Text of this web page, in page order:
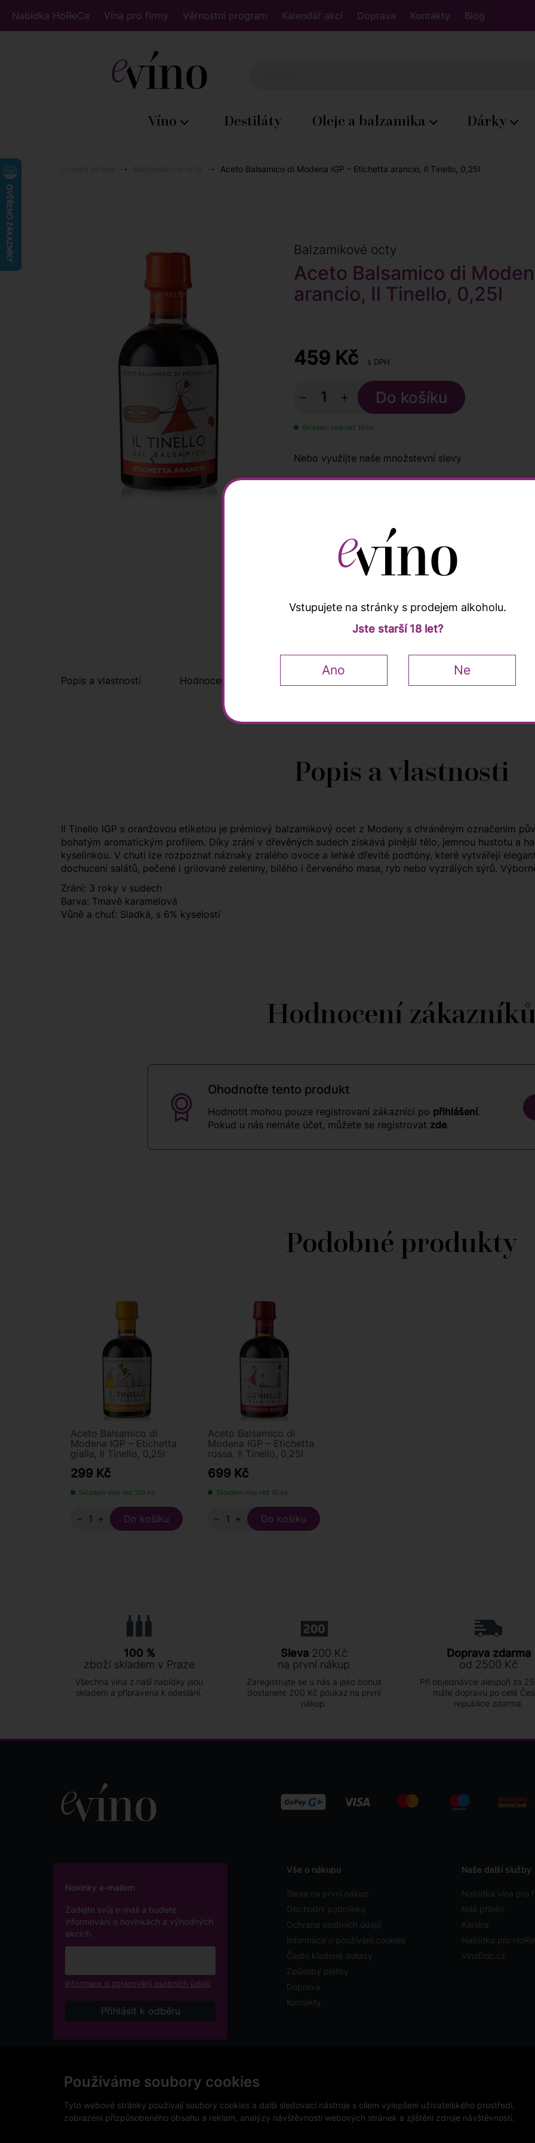
Používáme soubory cookies
Tyto webové stránky používají soubory cookies a další sledovací nástroje s cílem vylepšení uživatelského prostředí,
zobrazení přizpůsobeného obsahu a reklam, analýzy návštěvnosti webových stránek a zjištění zdroje návštěvnosti.
Nabídka HoReCa Vína pro firmy Věrnostní program Kalendář akcí Doprava Kontakty Blog
Víno Destiláty Oleje a balzamika Dárky
Aceto Balsamico di Modena IGP – Etichetta arancio, Il Tinello, 0,25l
Balzamikové octy
Aceto Balsamico di
arancio, Il Tinello, 0,25l
459 Kč s DPH
− +
Skladem více než 10 ks
Nebo využijte naše množstevní slevy
a ušetři
18 lahví a ušetři
Popis a vlastnosti Hodnocení zákazníků
Popis a vlastnosti
Il Tinello IGP s oranžovou etiketou je prémiový balzamikový ocet z Modeny s chráněným označením
bohatým aromatickým profilem. Díky zrání v dřevěných sudech získává plnější tělo, jemnou hustotu a
kyselinkou. V chuti lze rozpoznat náznaky zralého ovoce a lehké dřevité podtóny, které vytvářejí
dochucení salátů, pečené i grilované zeleniny, bílého i červeného masa, ryb nebo vyzrálých sýrů.
Zrání: 3 roky v sudech
Barva: Tmavě karamelová
Vůně a chuť: Sladká, s 6% kyselostí
Hodnocení
Ohodnoťte tento produkt
Hodnotit mohou pouze registrovaní zákazníci po přihlášení.
Pokud u nás nemáte účet, můžete se registrovat zde.
Podobné produkty
Aceto Balsamico di
Modena IGP – Etichetta
gialla, Il Tinello, 0,25l
299 Kč
Skladem více než 100 ks
− +
Aceto Balsamico di
Modena IGP – Etichetta
rossa, Il Tinello, 0,25l
699 Kč
Skladem více než 10 ks
− +
100 %
zboží skladem v Praze
Všechna vína z naší nabídky jsou
skladem a připravena k odeslání.
Sleva200 Kč
na první nákup
Zaregistrujte se u nás a jako bonus
dostanete 200 Kč poukaz na první
nákup.
Doprava zdarma
od 2500 Kč
Při objednávce alespoň za
máte dopravu po celé
republice zdarma.
Vše o nákupu
Sleva na první nákup
Obchodní podmínky
Ochrana osobních údajů
Informace o používání cookies
Často kladené dotazy
Způsoby platby
Doprava
Kontakty
Naše další služby
Nabídka vína pro
Náš příběh
Kariéra
Nabídka pro
VinoDoc.cz
Novinky e-mailem
Zadejte svůj e-mail a budete
informováni o novinkách a výhodných
akcích.
Informace o zpracování osobních údajů
přijatou tržbu u správce daně online, v případě technického výpadku pak nejpozději do 48 hodin.
V e-shopu eVíno.cz platí zákaz prodeje alkoholických nápojů osobám mladším 18 let.
Vstupujete na stránky s prodejem alkoholu.
Jste starší 18 let?
Ano Ne